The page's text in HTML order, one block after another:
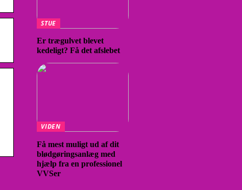
STUE
Er trægulvet blevet
kedeligt? Få det afslebet
VIDEN
Få mest muligt ud af dit
blødgøringsanlæg med
hjælp fra en professionel
VVSer